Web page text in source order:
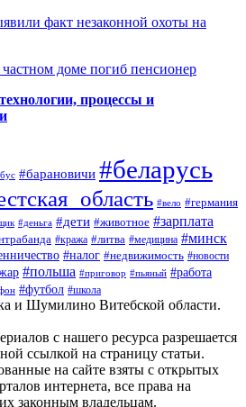
факт незаконной охоты на
доме погиб пенсионер
процессы и
#барановичи #беларусь
#вело #германия
#деньга #дети #животное #зарплата
#кража #литва #медицина #минск
#налог #недвижимость #новости
#польша #приговор #пьяный #работа
#футбол #школа
и Шумилино Витебской области.
с нашего ресурса разрешается
ссылкой на страницу статьи.
на сайте взяты с открытых
интернета, все права на
законным владельцам.